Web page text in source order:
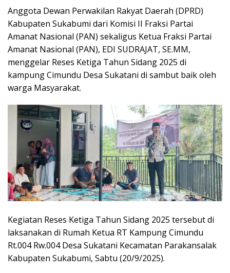
Anggota Dewan Perwakilan Rakyat Daerah (DPRD)
Kabupaten Sukabumi dari Komisi II Fraksi Partai
Amanat Nasional (PAN) sekaligus Ketua Fraksi Partai
Amanat Nasional (PAN), EDI SUDRAJAT, SE.MM,
menggelar Reses Ketiga Tahun Sidang 2025 di
kampung Cimundu Desa Sukatani di sambut baik oleh
warga Masyarakat.
Kegiatan Reses Ketiga Tahun Sidang 2025 tersebut di
laksanakan di Rumah Ketua RT Kampung Cimundu
Rt.004 Rw.004 Desa Sukatani Kecamatan Parakansalak
Kabupaten Sukabumi, Sabtu (20/9/2025).